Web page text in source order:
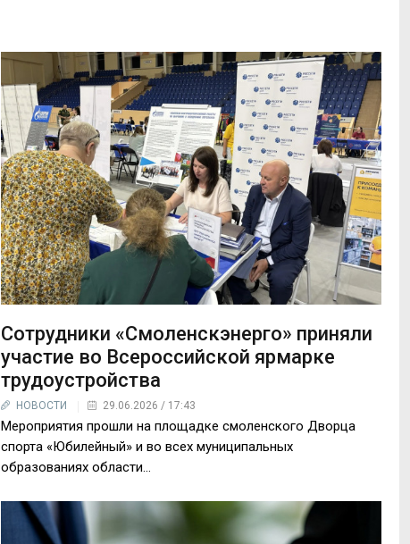
Сотрудники «Смоленскэнерго» приняли
участие во Всероссийской ярмарке
трудоустройства
НОВОСТИ 29.06.2026 / 17:43
Мероприятия прошли на площадке смоленского Дворца
спорта «Юбилейный» и во всех муниципальных
образованиях области...